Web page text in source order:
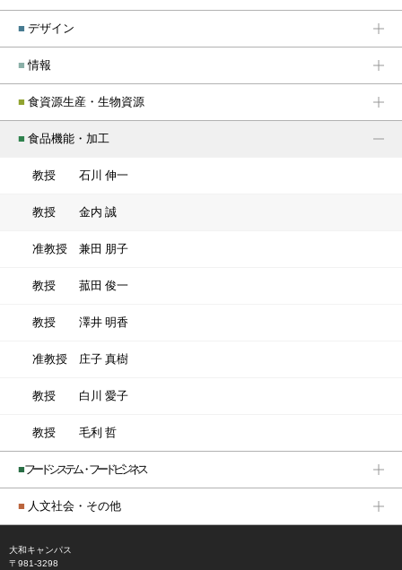
■ デザイン
■ 情報
■ 食資源生産・生物資源
■ 食品機能・加工
教授 石川 伸一
教授 金内 誠
准教授 兼田 朋子
教授 菰田 俊一
教授 澤井 明香
准教授 庄子 真樹
教授 白川 愛子
教授 毛利 哲
■フードシステム・フードビジネス
■ 人文社会・その他
大和キャンパス
〒981-3298